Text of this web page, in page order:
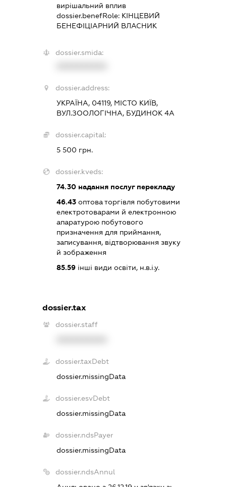
вирішальний вплив
dossier.benefRole: КІНЦЕВИЙ
БЕНЕФІЦІАРНИЙ ВЛАСНИК
dossier.smida:
dossier.address:
УКРАЇНА, 04119, МІСТО КИЇВ,
ВУЛ.ЗООЛОГІЧНА, БУДИНОК 4А
dossier.capital:
5 500 грн.
dossier.kveds:
74.30надання послуг перекладу
46.43оптова торгівля побутовими
електротоварами й електронною
апаратурою побутового
призначення для приймання,
записування, відтворювання звуку
й зображення
85.59інші види освіти, н.в.і.у.
dossier.tax
dossier.staff
dossier.taxDebt
dossier.missingData
dossier.esvDebt
dossier.missingData
dossier.ndsPayer
dossier.missingData
dossier.ndsAnnul